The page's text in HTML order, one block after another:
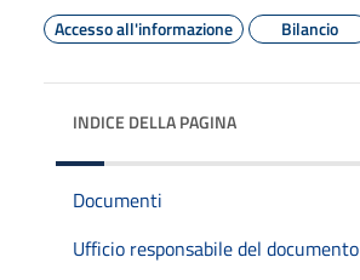
Accesso all'informazione
Bilancio
INDICE DELLA PAGINA
Documenti
Ufficio responsabile del documento